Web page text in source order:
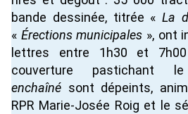
bande dessinée, titrée « La
« Érections municipales », ont
lettres entre 1h30 et
couverture pastichant
enchaîné sont dépeints,
RPR Marie-Josée Roig et le